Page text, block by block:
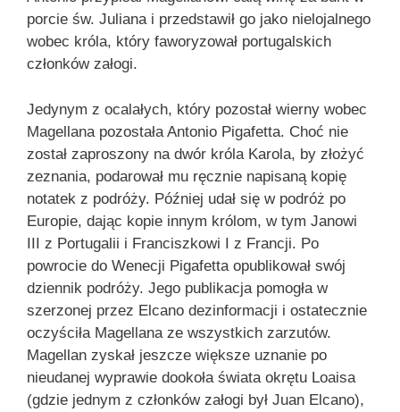
porcie św. Juliana i przedstawił go jako nielojalnego
wobec króla, który faworyzował portugalskich
członków załogi.
Jedynym z ocalałych, który pozostał wierny wobec
Magellana pozostała Antonio Pigafetta. Choć nie
został zaproszony na dwór króla Karola, by złożyć
zeznania, podarował mu ręcznie napisaną kopię
notatek z podróży. Później udał się w podróż po
Europie, dając kopie innym królom, w tym Janowi
III z Portugalii i Franciszkowi I z Francji. Po
powrocie do Wenecji Pigafetta opublikował swój
dziennik podróży. Jego publikacja pomogła w
szerzonej przez Elcano dezinformacji i ostatecznie
oczyściła Magellana ze wszystkich zarzutów.
Magellan zyskał jeszcze większe uznanie po
nieudanej wyprawie dookoła świata okrętu Loaisa
(gdzie jednym z członków załogi był Juan Elcano),